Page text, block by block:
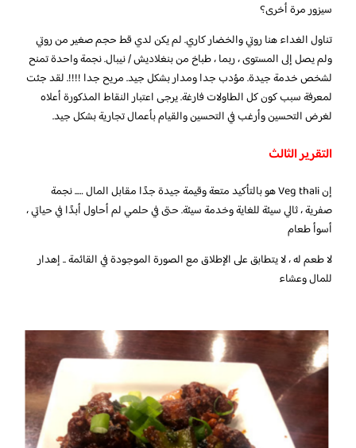
سيزور مرة أخرى؟
تناول الغداء هنا روتي والخضار كاري. لم يكن لدي قط حجم صغير من روتي
ولم يصل إلى المستوى ، ربما ، طباخ من بنغلاديش / نيبال. نجمة واحدة تمنح
لشخص خدمة جيدة. مؤدب جدا ومدار بشكل جيد. مريح جدا !!!!. لقد جئت
لمعرفة سبب كون كل الطاولات فارغة. يرجى اعتبار النقاط المذكورة أعلاه
لغرض التحسين وأرغب في التحسين والقيام بأعمال تجارية بشكل جيد.
التقرير الثالث
إن Veg thali هو بالتأكيد متعة وقيمة جيدة جدًا مقابل المال ….. نجمة
صفرية ، ثالي سيئة للغاية وخدمة سيئة. حتى في حلمي لم أحاول أبدًا في حياتي ،
أسوأ طعام
لا طعم له ، لا يتطابق على الإطلاق مع الصورة الموجودة في القائمة .. إهدار
للمال وعشاء